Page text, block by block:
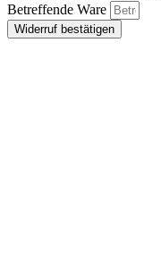
Betreffende Ware
Widerruf bestätigen